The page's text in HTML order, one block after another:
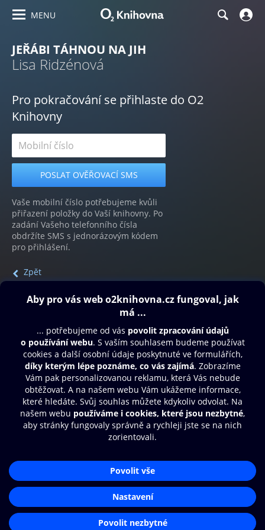
MENU
JEŘÁBI TÁHNOU NA JIH
Lisa Ridzénová
Pro pokračování se přihlaste do O2
Knihovny
Vaše mobilní číslo potřebujeme kvůli
přiřazení položky do Vaší knihovny. Po
zadání Vašeho telefonního čísla
obdržíte SMS s jednorázovým kódem
pro přihlášení.
Zpět
Obsah ke stažení
Moje O2 Knihovna
Další zábava
© O2 Czech Republic a.s.
Přístupnost
Zásady zpracování osobních údajů
Nastavení cookies
Aplikace O2 Knihovna
Čti a poslouchej své e-knihy a
audioknihy rychleji a pohodlněji.